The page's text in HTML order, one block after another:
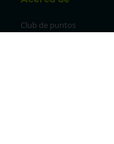
Club de puntos